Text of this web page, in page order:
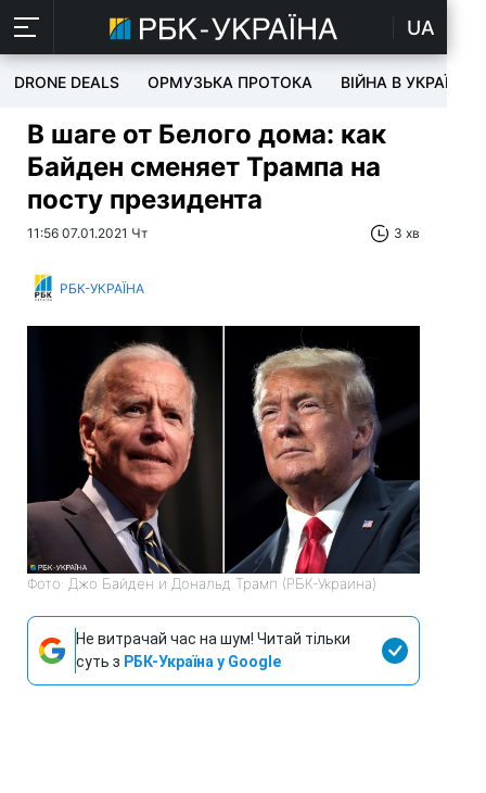
UA
DRONE DEALS ОРМУЗЬКА ПРОТОКА ВІЙНА В УКРАЇНІ
В шаге от Белого дома: как
Байден сменяет Трампа на
посту президента
11:56 07.01.2021 Чт 3 хв
РБК-УКРАЇНА
Фото: Джо Байден и Дональд Трамп (РБК-Украина)
Не витрачай час на шум! Читай тільки
суть з РБК-Україна у Google